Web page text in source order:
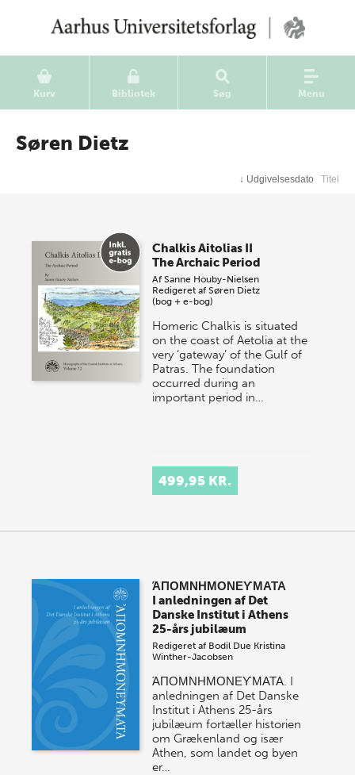
Kurv Bibliotek Søg Menu
Søren Dietz
↓ Udgivelsesdato Titel
Chalkis Aitolias II
The Archaic Period
AfSanne Houby-Nielsen
Redigeret afSøren Dietz
(bog + e-bog)
Homeric Chalkis is situated
on the coast of Aetolia at the
very ‘gateway’ of the Gulf of
Patras. The foundation
occurred during an
important period in…
499,95 KR.
ΆΠΟΜΝΗΜΟΝΕϒΜΑΤΑ
I anledningen af Det
Danske Institut i Athens
25-års jubilæum
Redigeret af Bodil Due Kristina
Winther-Jacobsen
ΆΠΟΜΝΗΜΟΝΕϒΜΑΤΑ. I
anledningen af Det Danske
Institut i Athens 25-års
jubilæum fortæller historien
om Grækenland og især
Athen, som landet og byen
er…